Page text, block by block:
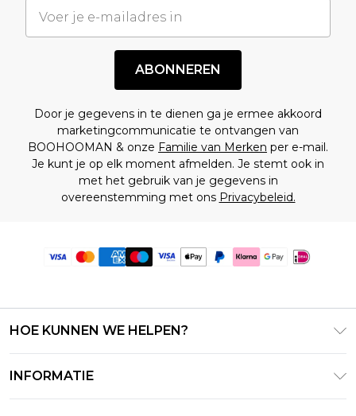
ABONNEREN
Door je gegevens in te dienen ga je ermee akkoord
marketingcommunicatie te ontvangen van
BOOHOOMAN & onze Familie van Merken per e-mail.
Je kunt je op elk moment afmelden. Je stemt ook in
met het gebruik van je gegevens in
overeenstemming met ons Privacybeleid.
HOE KUNNEN WE HELPEN?
INFORMATIE